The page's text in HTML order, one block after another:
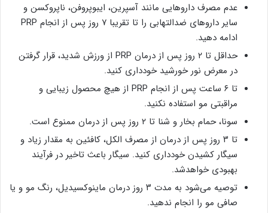
عدم مصرف داروهایی مانند آسپرین، ایبوپروفن، ناپروکسن و
سایر داروهای ضدالتهابی را تا تقریبا ۷ روز پس از انجام PRP
ادامه دهید.
حداقل تا ۲ روز پس از درمان PRP از ورزش شدید، قرار گرفتن
در معرض نور خورشید خودداری کنید.
تا ۶ ساعت پس از انجام PRP از هیچ محصول زیبایی و
مراقبتی مو استفاده نکنید.
سونا، حمام بخار و شنا تا ۲ روز پس از درمان ممنوع است.
تا ۳ روز پس از درمان از مصرف الکل، کافئین به مقدار زیاد و
سیگار کشیدن خودداری کنید. سیگار باعث تاخیر در فرآیند
بهبودی خواهدشد.
توصیه می‌شود به مدت ۳ روز درمان ماینوکسیدیل، رنگ مو و یا
صافی مو را انجام ندهید.